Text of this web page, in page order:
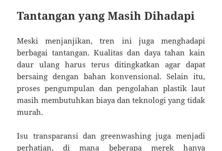
Tantangan yang Masih Dihadapi
Meski menjanjikan, tren ini juga menghadapi
berbagai tantangan. Kualitas dan daya tahan kain
daur ulang harus terus ditingkatkan agar dapat
bersaing dengan bahan konvensional. Selain itu,
proses pengumpulan dan pengolahan plastik laut
masih membutuhkan biaya dan teknologi yang tidak
murah.
Isu transparansi dan greenwashing juga menjadi
perhatian, di mana beberapa merek hanya